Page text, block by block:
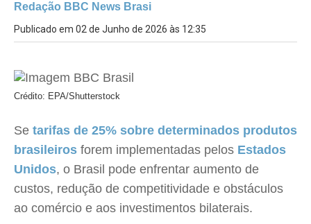
Redação BBC News Brasi
Publicado em 02 de Junho de 2026 às 12:35
Crédito: EPA/Shutterstock
Se tarifas de 25% sobre determinados produtos
brasileiros forem implementadas pelos Estados
Unidos, o Brasil pode enfrentar aumento de
custos, redução de competitividade e obstáculos
ao comércio e aos investimentos bilaterais.